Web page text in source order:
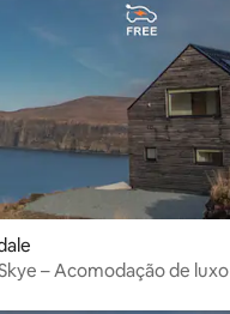
– Acomodação de luxo